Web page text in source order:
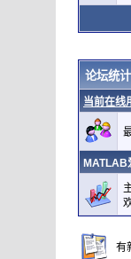
论坛统
当前在线
MATLAB
有